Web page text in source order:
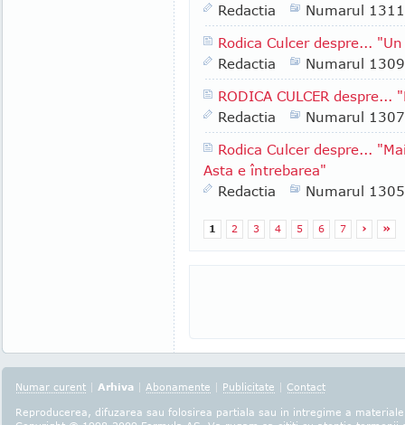
Redactia
Numarul 1311
Rodica Culcer despre...
Redactia
Numarul 1309
RODICA CULCER
Redactia
Numarul 1307
Rodica Culcer despre...
Asta e întrebarea"
Redactia
Numarul 1305
1 2 3 4 5 6 7 › »
Numar curent | Arhiva | Abonamente | Publicitate | Contact
Reproducerea, difuzarea sau folosirea partiala sau in intregime a